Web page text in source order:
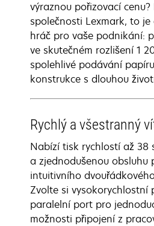
výraznou pořizovací
společnosti Lexmark, to
hráč pro vaše podnikání:
ve skutečném rozlišení 1
spolehlivé podávání
konstrukce s dlouhou
Rychlý a všestranný
Nabízí tisk rychlostí až 38
a zjednodušenou obsluhu
intuitivního
Zvolte si vysokorychlostní
paralelní port pro
možnosti připojení z